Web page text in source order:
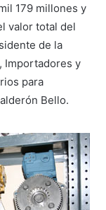
179 millones y
valor total del
de la
Importadores y
para
Bello.